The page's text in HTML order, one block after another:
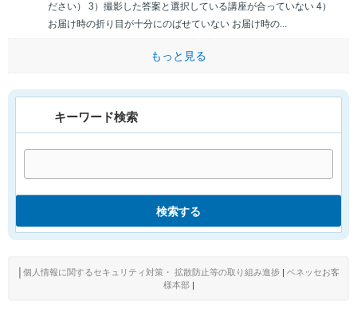
ださい） 3）撮影した答案と選択している講座が合っていない 4）
お届け時の折り目が十分にのばせていない お届け時の...
もっと見る
キーワード検索
検索する
個人情報に関するセキュリティ対策・ 拡散防止等の取り組み進捗 | ベネッセお客
様本部|